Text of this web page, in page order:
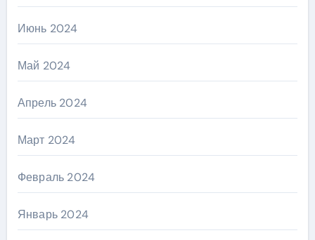
Июнь 2024
Май 2024
Апрель 2024
Март 2024
Февраль 2024
Январь 2024